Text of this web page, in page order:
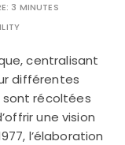
3 MINUTES
centralisant
différentes
sont récoltées
une vision
l’élaboration